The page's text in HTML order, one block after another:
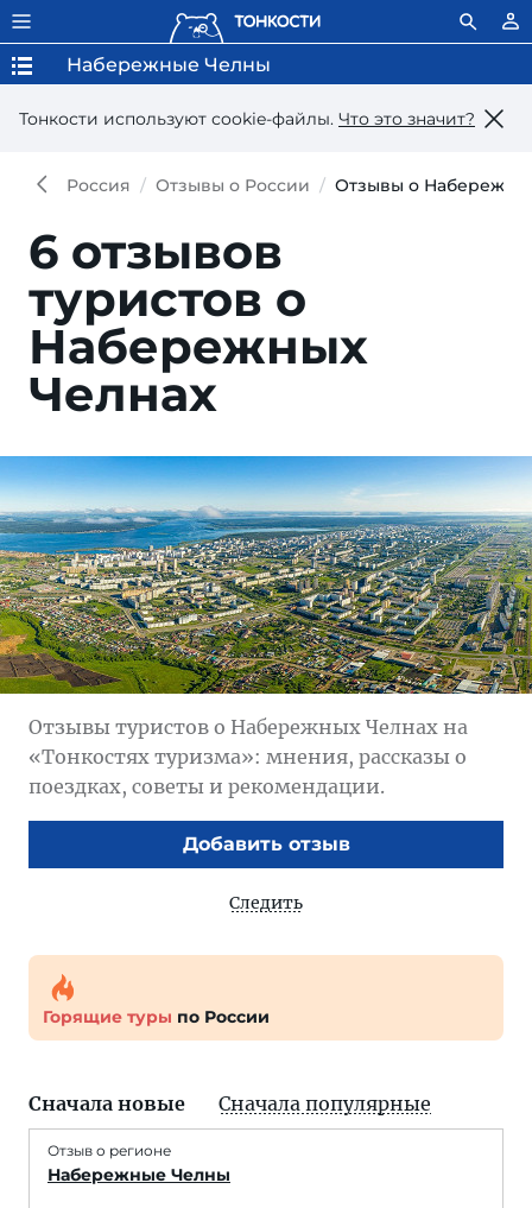
Тонкости используют сookie-файлы. Что это значит?
Набережные Челны
Россия Отзывы о России Отзывы о
6 отзывов
туристов о
Набережных
Челнах
Отзывы туристов о Набережных Челнах на
«Тонкостях туризма»: мнения, рассказы о
поездках, советы и рекомендации.
Добавить отзыв
Следить
Горящие туры по России
Сначала новые Сначала популярные
Отзыв о регионе
Набережные Челны